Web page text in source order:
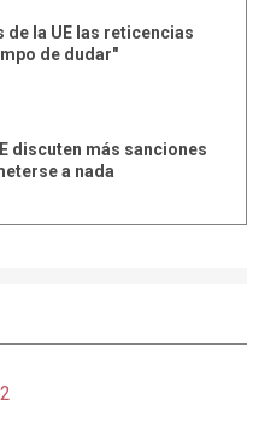
la UE las reticencias
de dudar"
discuten más sanciones
a nada